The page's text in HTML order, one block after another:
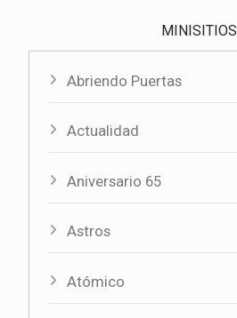
MINISITIOS
Abriendo Puertas
Actualidad
Aniversario 65
Astros
Atómico